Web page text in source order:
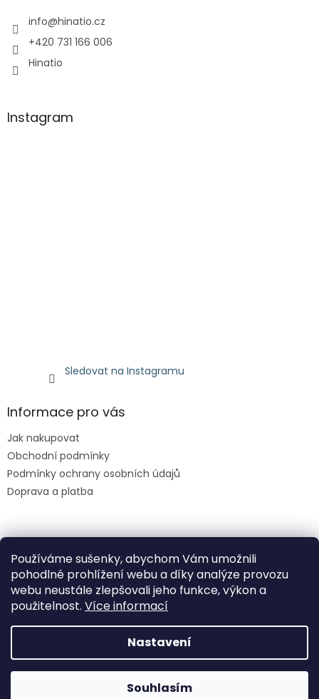
Používáme sušenky, abychom Vám umožnili
pohodlné prohlížení webu a díky analýze provozu
webu neustále zlepšovali jeho funkce, výkon a
použitelnost. Více informací
Nastavení
Souhlasím
Na webu se pracuje, omluvte případné drobné komplikace
info@hinatio.cz
+420 731 166 006
Hinatio
Instagram
Sledovat na Instagramu
Informace pro vás
Jak nakupovat
Obchodní podmínky
Podmínky ochrany osobních údajů
Doprava a platba
HINATIO
Vytvořil Shoptet
HINATIO. Všechna práva vyhrazena.